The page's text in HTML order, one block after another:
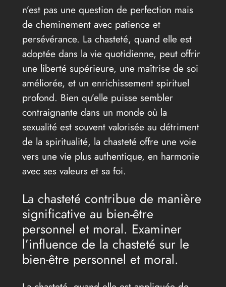
n’est pas une question de perfection mais
de cheminement avec patience et
persévérance. La chasteté, quand elle est
adoptée dans la vie quotidienne, peut offrir
une liberté supérieure, une maîtrise de soi
améliorée, et un enrichissement spirituel
profond. Bien qu’elle puisse sembler
contraignante dans un monde où la
sexualité est souvent valorisée au détriment
de la spiritualité, la chasteté offre une voie
vers une vie plus authentique, en harmonie
avec ses valeurs et sa foi.
La chasteté contribue de manière
significative au bien-être
personnel et moral. Examiner
l’influence de la chasteté sur le
bien-être personnel et moral.